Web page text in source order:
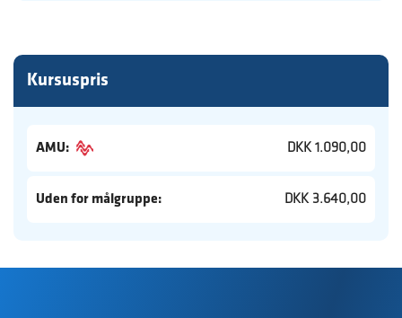
Kursuspris
AMU: DKK 1.090,00
Uden for målgruppe: DKK 3.640,00